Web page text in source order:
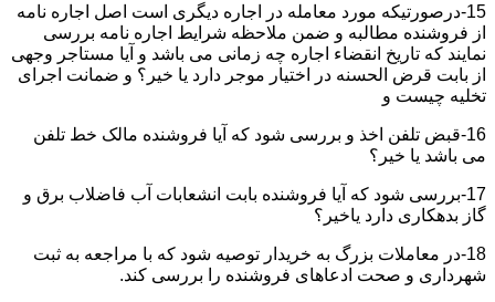
15-درصورتیکه مورد معامله در اجاره دیگری است اصل اجاره نامه
از فروشنده مطالبه و ضمن ملاحظه شرایط اجاره نامه بررسی
نمایند که تاریخ انقضاء اجاره چه زمانی می باشد و آیا مستاجر وجهی
از بابت قرض الحسنه در اختیار موجر دارد یا خیر؟ و ضمانت اجرای
تخلیه چیست و
16-قبض تلفن اخذ و بررسی شود که آیا فروشنده مالک خط تلفن
می باشد یا خیر؟
17-بررسی شود که آیا فروشنده بابت انشعابات آب فاضلاب برق و
گاز بدهکاری دارد یاخیر؟
18-در معاملات بزرگ به خریدار توصیه شود که با مراجعه به ثبت
شهرداری و صحت ادعاهای فروشنده را بررسی کند.